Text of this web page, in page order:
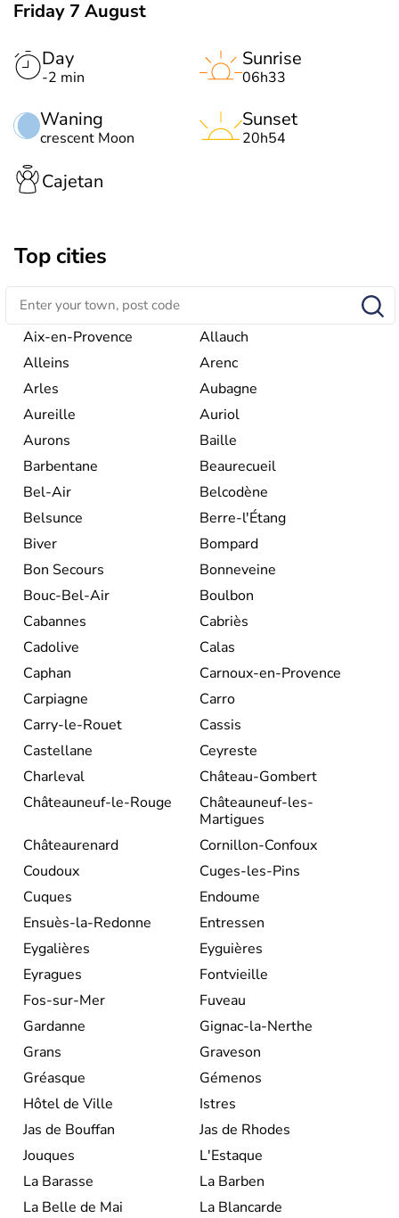
Friday 7 August
Day
-2 min
Waning
crescent Moon
Sunrise
06h33
Sunset
20h54
Cajetan
Top cities
Aix-en-Provence
Allauch
Alleins
Arenc
Arles
Aubagne
Aureille
Auriol
Aurons
Baille
Barbentane
Beaurecueil
Bel-Air
Belcodène
Belsunce
Berre-l'Étang
Biver
Bompard
Bon Secours
Bonneveine
Bouc-Bel-Air
Boulbon
Cabannes
Cabriès
Cadolive
Calas
Caphan
Carnoux-en-Provence
Carpiagne
Carro
Carry-le-Rouet
Cassis
Castellane
Ceyreste
Charleval
Château-Gombert
Châteauneuf-le-Rouge
Châteauneuf-les-
Martigues
Châteaurenard
Cornillon-Confoux
Coudoux
Cuges-les-Pins
Cuques
Endoume
Ensuès-la-Redonne
Entressen
Eygalières
Eyguières
Eyragues
Fontvieille
Fos-sur-Mer
Fuveau
Gardanne
Gignac-la-Nerthe
Grans
Graveson
Gréasque
Gémenos
Hôtel de Ville
Istres
Jas de Bouffan
Jas de Rhodes
Jouques
L'Estaque
La Barasse
La Barben
La Belle de Mai
La Blancarde